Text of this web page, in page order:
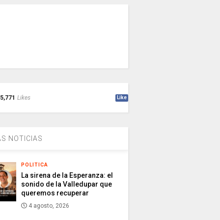
5,771 Likes Like
NOTICIAS
POLITICA
La sirena de la Esperanza: el
sonido de la Valledupar que
queremos recuperar
4 agosto, 2026